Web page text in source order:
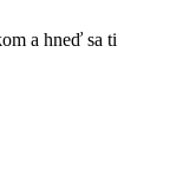
a hneď sa ti